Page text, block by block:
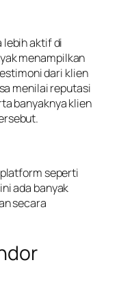
lebih aktif di
menampilkan
dari klien
menilai reputasi
banyaknya klien
seperti
ada banyak
secara